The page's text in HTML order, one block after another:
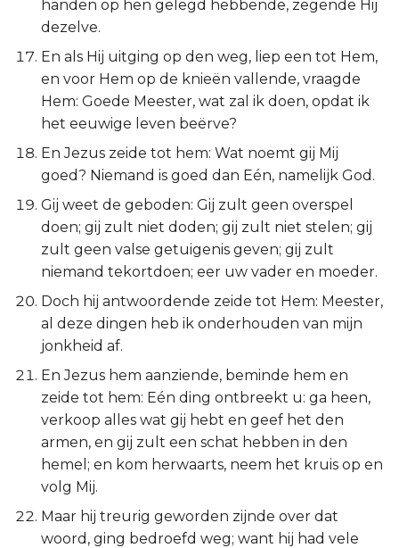
Daniël
Hoséa
Joël
Amos
Obadja
Jona
Micha
Nahum
Hábakuk
Zefánja
Haggaï
Zacharía
handen op hen gelegd hebbende, zegende Hij
dezelve.
En als Hij uitging op den weg, liep een tot Hem,
en voor Hem op de knieën vallende, vraagde
Hem: Goede Meester, wat zal ik doen, opdat ik
het eeuwige leven beërve?
En Jezus zeide tot hem: Wat noemt gij Mij
goed? Niemand is goed dan Eén, namelijk God.
Gij weet de geboden: Gij zult geen overspel
doen; gij zult niet doden; gij zult niet stelen; gij
zult geen valse getuigenis geven; gij zult
niemand tekortdoen; eer uw vader en moeder.
Doch hij antwoordende zeide tot Hem: Meester,
al deze dingen heb ik onderhouden van mijn
jonkheid af.
En Jezus hem aanziende, beminde hem en
zeide tot hem: Eén ding ontbreekt u: ga heen,
verkoop alles wat gij hebt en geef het den
armen, en gij zult een schat hebben in den
hemel; en kom herwaarts, neem het kruis op en
volg Mij.
Maar hij treurig geworden zijnde over dat
woord, ging bedroefd weg; want hij had vele